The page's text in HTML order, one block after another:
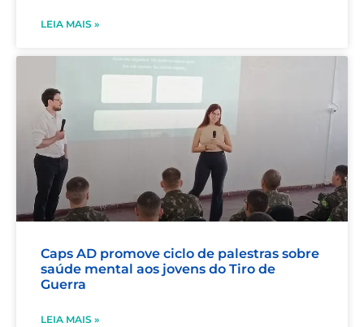
LEIA MAIS »
Caps AD promove ciclo de palestras sobre
saúde mental aos jovens do Tiro de
Guerra
LEIA MAIS »